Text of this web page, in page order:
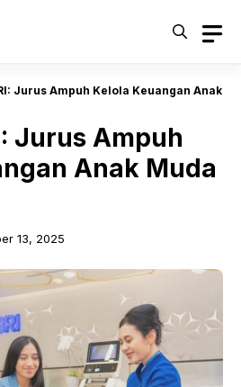
Jurus Ampuh Kelola Keuangan Anak
Jurus Ampuh
Anak Muda
13, 2025